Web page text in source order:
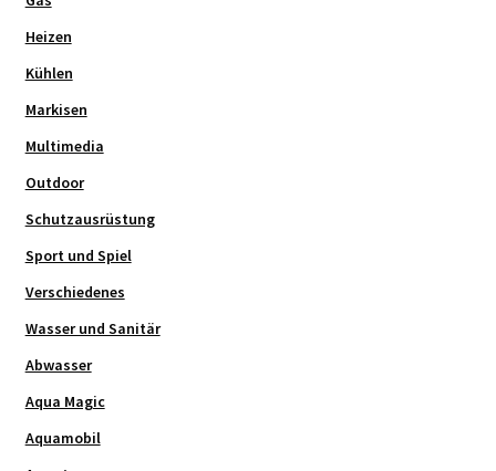
Heizen
Kühlen
Markisen
Multimedia
Outdoor
Schutzausrüstung
Sport und Spiel
Verschiedenes
Wasser und Sanitär
Abwasser
Aqua Magic
Aquamobil